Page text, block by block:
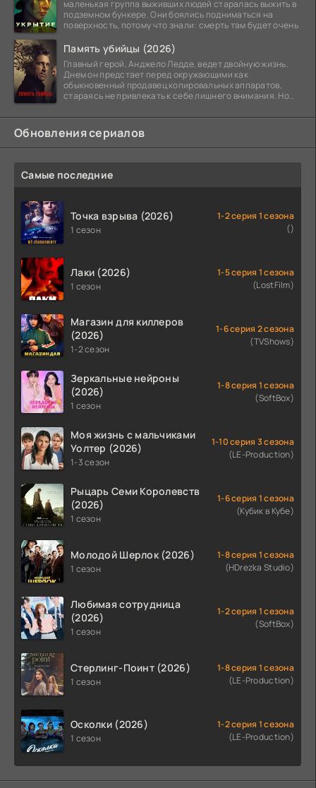
маленькая группа выживших людей старалась выжить в
подземном бункере. Они боялись подниматься на
поверхность, потому что знали: смерть там будет очень
Память убийцы (2026)
Главный герой, Анджело Ледде, ведет двойную жизнь.
Днем он предстает перед окружающими как
обыкновенный продавец копировальных аппаратов,
стараясь не привлекать к себе лишнего внимания. Но
Обновления сериалов
Самые последние
Точка взрыва (2026)
1 сезон
1-2 серия 1 сезона
()
Лаки (2026)
1 сезон
1-5 серия 1 сезона
(LostFilm)
Магазин для киллеров
(2026)
1-2 сезон
1-6 серия 2 сезона
(TVShows)
Зеркальные нейроны
(2026)
1 сезон
1-8 серия 1 сезона
(SoftBox)
Моя жизнь с мальчиками
Уолтер (2026)
1-3 сезон
1-10 серия 3 сезона
(LE-Production)
Рыцарь Семи Королевств
(2026)
1 сезон
1-6 серия 1 сезона
(Кубик в Кубе)
Молодой Шерлок (2026)
1 сезон
1-8 серия 1 сезона
(HDrezka Studio)
Любимая сотрудница
(2026)
1 сезон
1-2 серия 1 сезона
(SoftBox)
Стерлинг-Поинт (2026)
1 сезон
1-8 серия 1 сезона
(LE-Production)
Осколки (2026)
1 сезон
1-2 серия 1 сезона
(LE-Production)